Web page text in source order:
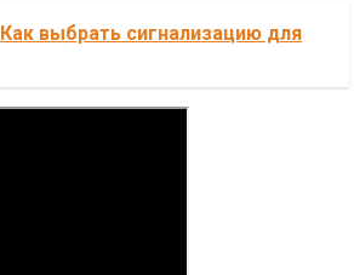
Как выбрать сигнализацию для